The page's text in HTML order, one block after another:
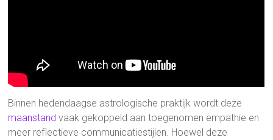
Binnen hedendaagse astrologische praktijk wordt deze
maanstand vaak gekoppeld aan toegenomen empathie en
meer reflectieve communicatiestijlen. Hoewel deze